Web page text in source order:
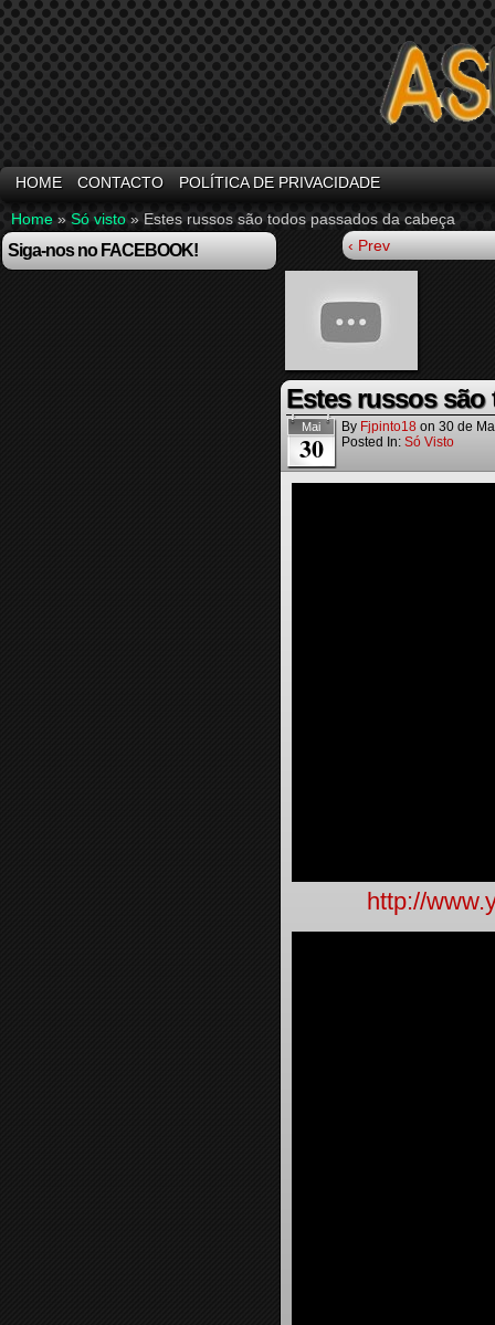
HOME CONTACTO POLÍTICA DE PRIVACIDADE
Home » Só visto » Estes russos são todos passados da cabeça
Siga-nos no FACEBOOK! ‹ Prev
Estes russos
Mai
30
By Fjpinto18 on 30 de
Posted In: Só Visto
http://